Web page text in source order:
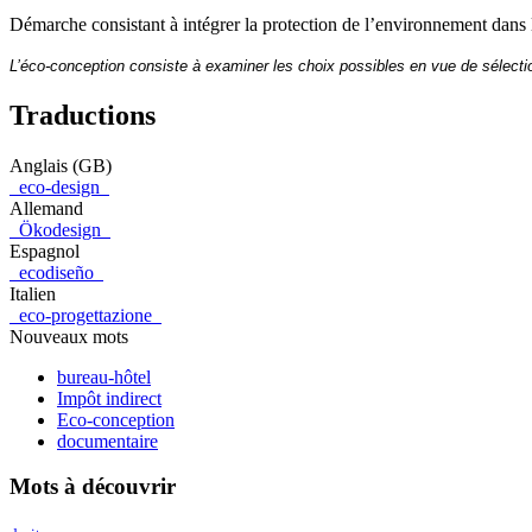
Démarche consistant à intégrer la protection de l’environnement
L’éco-conception consiste à examiner les choix possibles en vue de
Traductions
Anglais (GB)
eco-design
Allemand
Ökodesign
Espagnol
ecodiseño
Italien
eco-progettazione
Nouveaux mots
bureau-hôtel
Impôt indirect
Eco-conception
documentaire
Mots à découvrir